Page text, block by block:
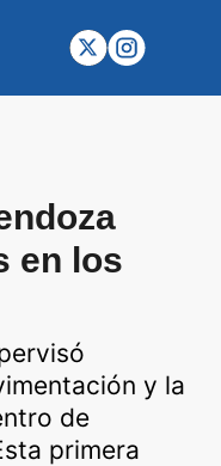
en los
y la
de
primera